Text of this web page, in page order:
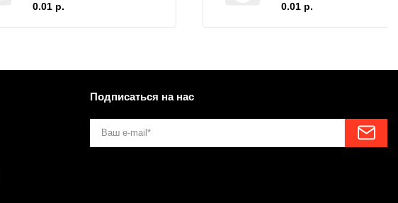
0.01 р. 0.01 р.
Подписаться на нас